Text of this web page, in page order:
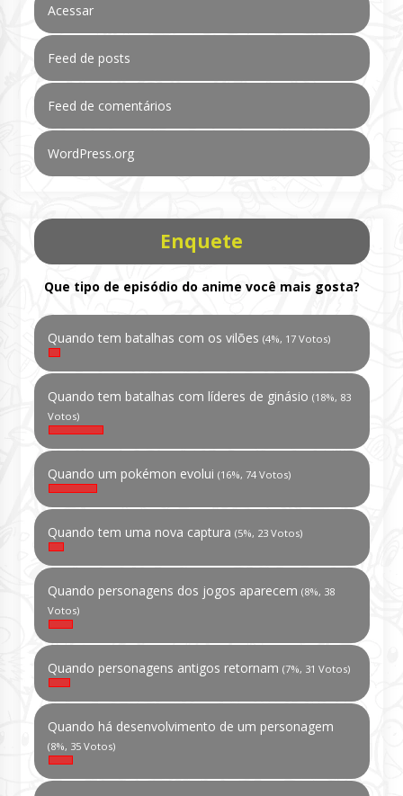
Acessar
Feed de posts
Feed de comentários
WordPress.org
Enquete
Que tipo de episódio do anime você mais gosta?
Quando tem batalhas com os vilões (4%, 17 Votos)
Quando tem batalhas com líderes de ginásio (18%, 83
Votos)
Quando um pokémon evolui (16%, 74 Votos)
Quando tem uma nova captura (5%, 23 Votos)
Quando personagens dos jogos aparecem (8%, 38
Votos)
Quando personagens antigos retornam (7%, 31 Votos)
Quando há desenvolvimento de um personagem
(8%, 35 Votos)